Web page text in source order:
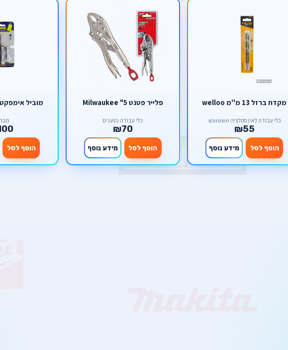
מקדח ברזל 13 מ''מ welloo
כלי עבודה לאינסטלציה scorpion
₪55
הוסף לסל מידע נוסף
פלייר פטנט 5" Milwaukee
כלי עבודה נטענים
₪70
הוסף לסל מידע נוסף
מוביל
הוסף לסל